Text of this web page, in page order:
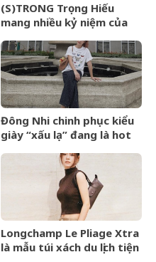
(S)TRONG Trọng Hiếu
mang nhiều kỷ niệm của
vẫn yêu em) đến giây cuối
cùng
Đông Nhi chinh phục kiểu
giày “xấu lạ” đang là hot
Longchamp Le Pliage Xtra
là mẫu túi xách du lịch tiện